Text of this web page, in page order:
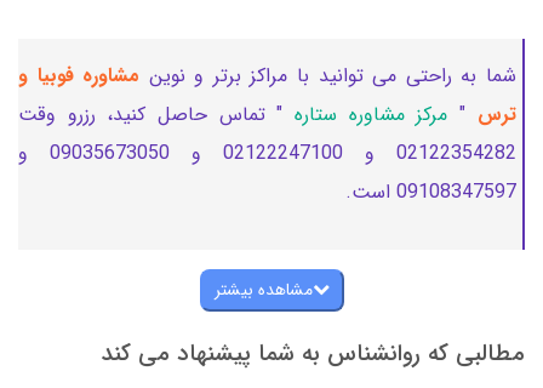
شما به راحتی می توانید با مراکز برتر و نوین مشاوره فوبیا و
ترس " مرکز مشاوره ستاره " تماس حاصل کنید، رزرو وقت
02122354282 و 02122247100 و 09035673050 و
09108347597 است.
مشاهده بیشتر
مطالبی که روانشناس به شما پیشنهاد می کند